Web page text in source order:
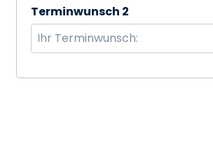
Terminwunsch 2